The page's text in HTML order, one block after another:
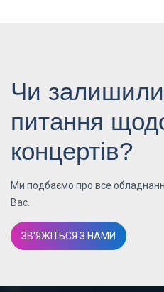
Чи
питання щодо
концертів?
Ми подбаємо про все
Вас.
ЗВ'ЯЖІТЬСЯ З НАМИ